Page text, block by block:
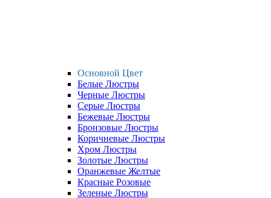
Основной Цвет
Белые Люстры
Черные Люстры
Серые Люстры
Бежевые Люстры
Бронзовые Люстры
Коричневые Люстры
Хром Люстры
Золотые Люстры
Оранжевые Желтые
Красные Розовые
Зеленые Люстры